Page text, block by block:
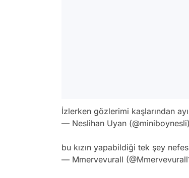
İzlerken gözlerimi kaşlarından
— Neslihan Uyan (@miniboynesli)
bu kızın yapabildiği tek şey
— Mmervevurall